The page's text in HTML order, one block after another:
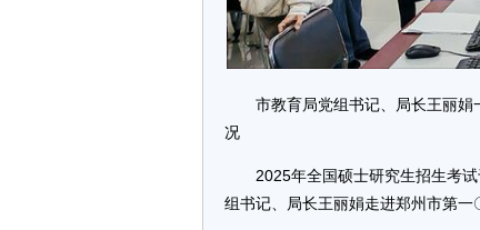
市教育局党组书记、局长王丽
况
2025年全国硕士研究生招生考
组书记、局长王丽娟走进郑州市第一